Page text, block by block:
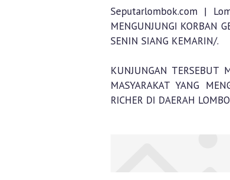
Seputarlombok.com |
MENGUNJUNGI KORBAN
SENIN SIANG KEMARIN/.
KUNJUNGAN TERSEBUT
MASYARAKAT YANG
RICHER DI DAERAH